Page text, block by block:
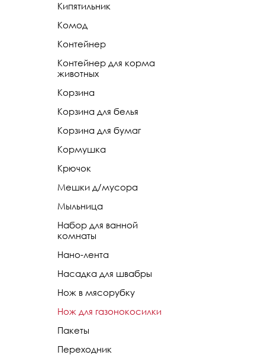
Кипятильник
Комод
Контейнер
Контейнер для корма
животных
Корзина
Корзина для белья
Корзина для бумаг
Кормушка
Крючок
Мешки д/мусора
Мыльница
Набор для ванной
комнаты
Нано-лента
Насадка для швабры
Нож в мясорубку
Нож для газонокосилки
Пакеты
Переходник